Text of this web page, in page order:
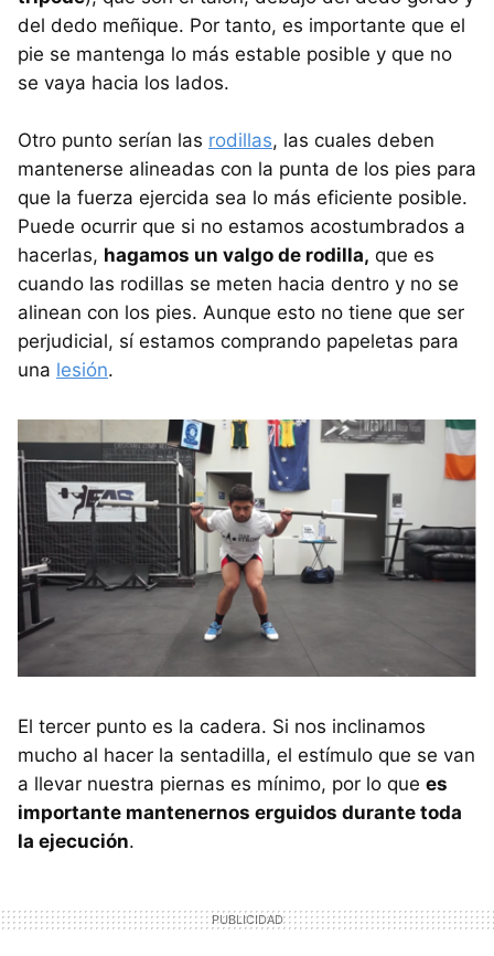
del dedo meñique. Por tanto, es importante que el
pie se mantenga lo más estable posible y que no
se vaya hacia los lados.
Otro punto serían las rodillas, las cuales deben
mantenerse alineadas con la punta de los pies para
que la fuerza ejercida sea lo más eficiente posible.
Puede ocurrir que si no estamos acostumbrados a
hacerlas, hagamos un valgo de rodilla, que es
cuando las rodillas se meten hacia dentro y no se
alinean con los pies. Aunque esto no tiene que ser
perjudicial, sí estamos comprando papeletas para
una lesión.
El tercer punto es la cadera. Si nos inclinamos
mucho al hacer la sentadilla, el estímulo que se van
a llevar nuestra piernas es mínimo, por lo que es
importante mantenernos erguidos durante toda
la ejecución.